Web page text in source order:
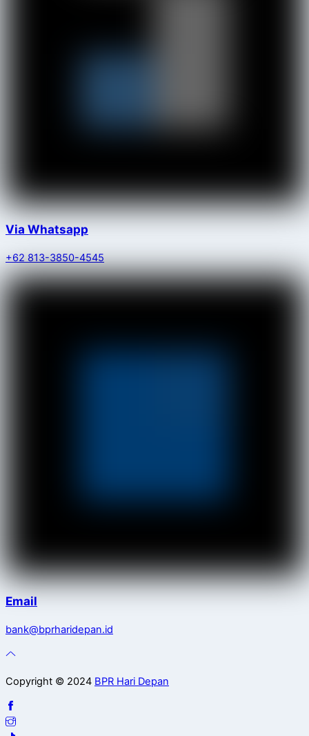
Via Whatsapp
+62 813-3850-4545
Email
bank@bprharidepan.id
Copyright © 2024 BPR Hari Depan